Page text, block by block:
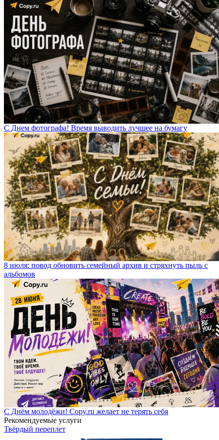
С Днем фотографа! Время выводить лучшее на бумагу
8 июля: повод обновить семейный архив и стряхнуть пыль с
альбомов
С Днём молодёжи! Copy.ru желает не терять себя
Рекомендуемые услуги
Твёрдый переплет